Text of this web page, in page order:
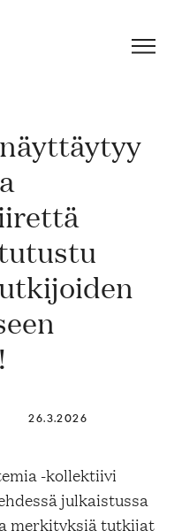
26.3.2026
-kollektiivi
julkaistussa
merkityksiä tutkijat